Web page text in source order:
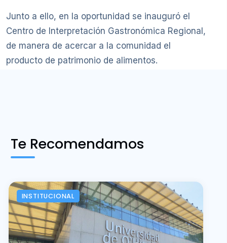
Junto a ello, en la oportunidad se inauguró el
Centro de Interpretación Gastronómica Regional,
de manera de acercar a la comunidad el
producto de patrimonio de alimentos.
Te Recomendamos
INSTITUCIONAL